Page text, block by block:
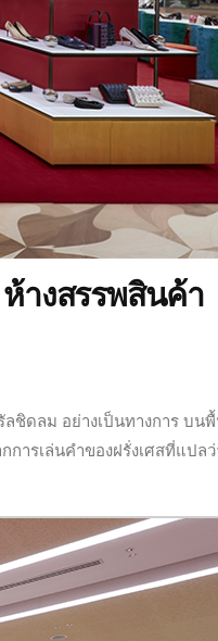
างสรรพสินค้า
ชิดลม อย่างเป็นทางการ บน
การเล่นคำของฝรั่งเศสที่แปลว่